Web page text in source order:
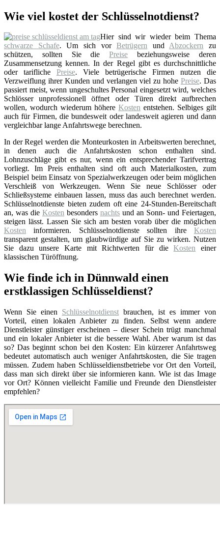
Wie viel kostet der Schlüsselnotdienst?
Hier sind wir wieder beim Thema
schwarze Schafe. Um sich vorBetrügern undAbzockern zu
schützen, sollten Sie diePreise beziehungsweise deren
Zusammensetzung kennen. In der Regel gibt es durchschnittliche
oder tarifliche Preise. Viele betrügerische Firmen nutzen die
Verzweiflung ihrer Kunden und verlangen viel zu hohe Preise. Das
passiert meist, wenn ungeschultes Personal eingesetzt wird, welches
Schlösser unprofessionell öffnet oder Türen direkt aufbrechen
wollen, wodurch wiederum höhere Kosten entstehen. Selbiges gilt
auch für Firmen, die bundesweit oder landesweit agieren und dann
vergleichbar lange Anfahrtswege berechnen.
In der Regel werden die Monteurkosten in Arbeitswerten berechnet,
in denen auch die Anfahrtskosten schon enthalten sind.
Lohnzuschläge gibt es nur, wenn ein entsprechender Tarifvertrag
vorliegt. Im Preis enthalten sind oft auch Materialkosten, zum
Beispiel beim Einsatz von Spezialwerkzeugen oder beim möglichen
Verschleiß von Werkzeugen. Wenn Sie neue Schlösser oder
Schließsysteme einbauen lassen, muss das auch berechnet werden.
Schlüsselnotdienste bieten zudem oft eine 24-Stunden-Bereitschaft
an, was die Kosten besonders nachts und an Sonn- und Feiertagen,
steigen lässt. Lassen Sie sich am besten vorab über die möglichen
Kosten informieren. Schlüsselnotdienste sollten ihre Kosten
transparent gestalten, um glaubwürdige auf Sie zu wirken. Nutzen
Sie dazu unsere Karte mit Richtwerten für dieKosten einer
klassischen Türöffnung.
Wie finde ich in Dünnwald einen
erstklassigen Schlüsseldienst?
Wenn Sie einen Schlüsselnotdienst brauchen, ist es immer von
Vorteil, einen lokalen Anbieter zu finden. Selbst wenn andere
Dienstleister günstiger erscheinen – dieser Schein trügt manchmal
und ein lokaler Anbieter ist die bessere Wahl. Aber warum ist das
so? Das beginnt schon bei den Kosten: Ein kürzerer Anfahrtsweg
bedeutet automatisch auch weniger Anfahrtskosten, die Sie tragen
müssen. Zudem haben Schlüsseldienstbetriebe vor Ort den Vorteil,
dass man sich direkt über sie informieren kann. Wie ist das Image
vor Ort? Können vielleicht Familie und Freunde den Dienstleister
empfehlen?